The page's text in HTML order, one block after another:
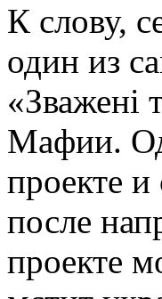
К слову,
один из
«Зважені
Мафии.
проекте
после
проекте